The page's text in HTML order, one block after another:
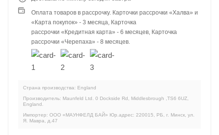
Оплата товаров в рассрочку. Карточки рассрочки «Халва» и
«Карта покупок» - 3 месяца, Карточка
рассрочки «Кредитная карта» - 6 месяцев, Карточка
рассрочки «Черепаха» - 8 месяцев.
Страна производства: England
Производитель: Maunfeld Ltd. 0 Dockside Rd, Middlesbrough ,TS6 6UZ,
England.
Импортер: ООО «МАУНФЕЛД БАЙ» Юр.адрес: 220015, РБ, г. Минск, ул.
Я. Мавра, д.47